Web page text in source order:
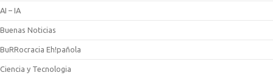
AI – IA
Buenas Noticias
BuRRocracia Eh!pañola
Ciencia y Tecnologia